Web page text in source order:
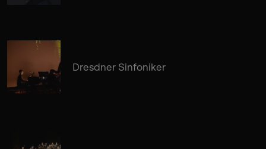
Dresdner Sinfoniker